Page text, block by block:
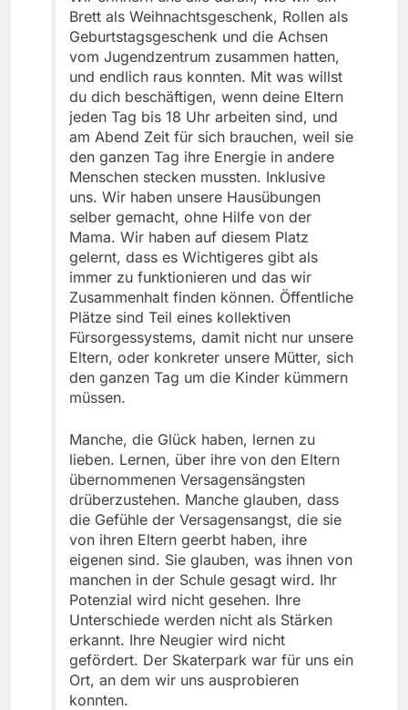
Brett als Weihnachtsgeschenk, Rollen als
Geburtstagsgeschenk und die Achsen
vom Jugendzentrum zusammen hatten,
und endlich raus konnten. Mit was willst
du dich beschäftigen, wenn deine Eltern
jeden Tag bis 18 Uhr arbeiten sind, und
am Abend Zeit für sich brauchen, weil sie
den ganzen Tag ihre Energie in andere
Menschen stecken mussten. Inklusive
uns. Wir haben unsere Hausübungen
selber gemacht, ohne Hilfe von der
Mama. Wir haben auf diesem Platz
gelernt, dass es Wichtigeres gibt als
immer zu funktionieren und das wir
Zusammenhalt finden können. Öffentliche
Plätze sind Teil eines kollektiven
Fürsorgessystems, damit nicht nur unsere
Eltern, oder konkreter unsere Mütter, sich
den ganzen Tag um die Kinder kümmern
müssen.
Manche, die Glück haben, lernen zu
lieben. Lernen, über ihre von den Eltern
übernommenen Versagensängsten
drüberzustehen. Manche glauben, dass
die Gefühle der Versagensangst, die sie
von ihren Eltern geerbt haben, ihre
eigenen sind. Sie glauben, was ihnen von
manchen in der Schule gesagt wird. Ihr
Potenzial wird nicht gesehen. Ihre
Unterschiede werden nicht als Stärken
erkannt. Ihre Neugier wird nicht
gefördert. Der Skaterpark war für uns ein
Ort, an dem wir uns ausprobieren
konnten.